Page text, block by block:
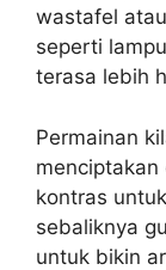
wastafel
seperti
terasa lebih
Permainan
menciptakan
kontras
sebaliknya
untuk bikin